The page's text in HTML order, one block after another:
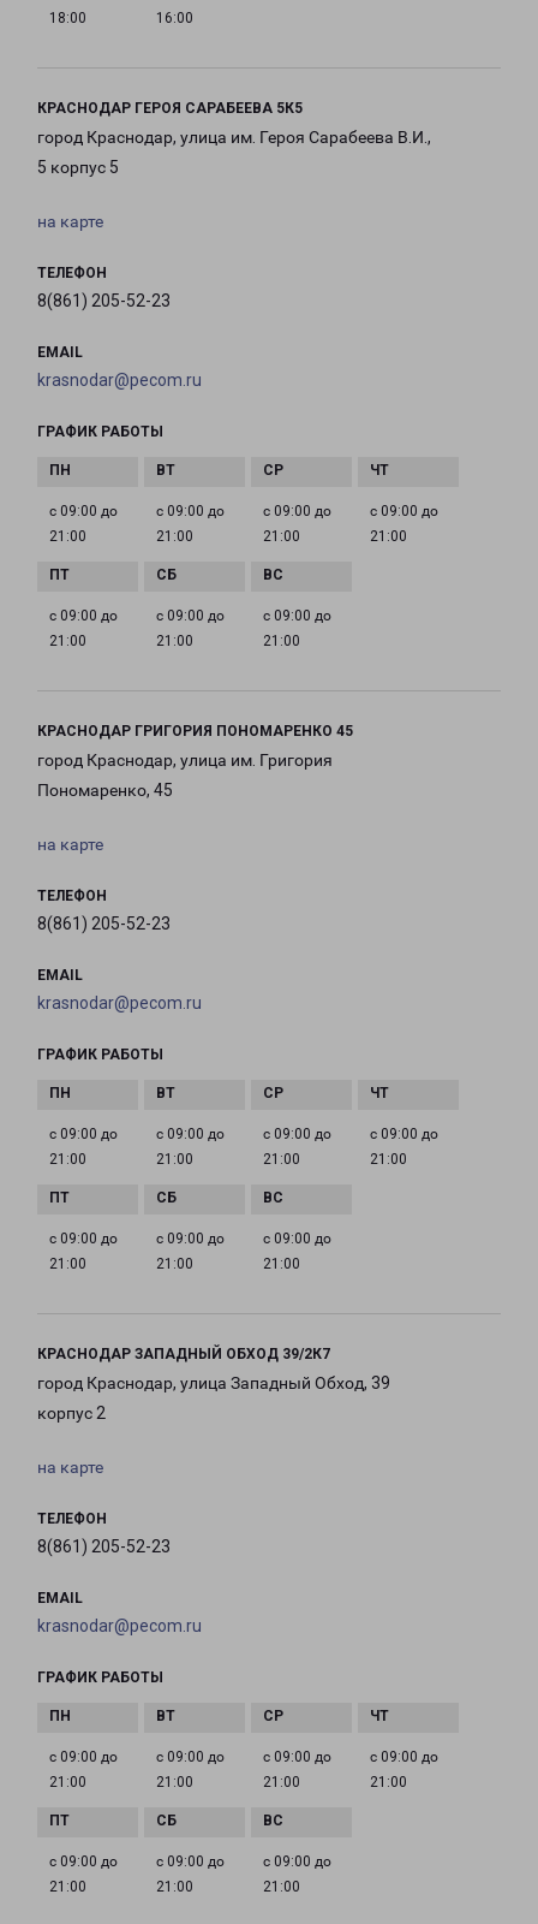
18:00
16:00
КРАСНОДАР ГЕРОЯ САРАБЕЕВА 5К5
город Краснодар, улица им. Героя Сарабеева В.И.,
5 корпус 5
на карте
ТЕЛЕФОН
8(861) 205-52-23
EMAIL
krasnodar@pecom.ru
ГРАФИК РАБОТЫ
с 09:00 до
21:00
с 09:00 до
21:00
с 09:00 до
21:00
с 09:00 до
21:00
с 09:00 до
21:00
с 09:00 до
21:00
с 09:00 до
21:00
КРАСНОДАР ГРИГОРИЯ ПОНОМАРЕНКО 45
город Краснодар, улица им. Григория
Пономаренко, 45
на карте
ТЕЛЕФОН
8(861) 205-52-23
EMAIL
krasnodar@pecom.ru
ГРАФИК РАБОТЫ
с 09:00 до
21:00
с 09:00 до
21:00
с 09:00 до
21:00
с 09:00 до
21:00
с 09:00 до
21:00
с 09:00 до
21:00
с 09:00 до
21:00
КРАСНОДАР ЗАПАДНЫЙ ОБХОД 39/2К7
город Краснодар, улица Западный Обход, 39
корпус 2
на карте
ТЕЛЕФОН
8(861) 205-52-23
EMAIL
krasnodar@pecom.ru
ГРАФИК РАБОТЫ
с 09:00 до
21:00
с 09:00 до
21:00
с 09:00 до
21:00
с 09:00 до
21:00
с 09:00 до
21:00
с 09:00 до
21:00
с 09:00 до
21:00